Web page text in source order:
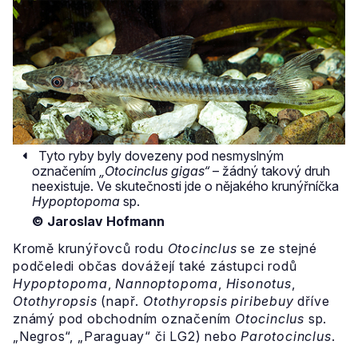
Tyto ryby byly dovezeny pod nesmyslným
označením „Otocinclus gigas“– žádný takový druh
neexistuje. Ve skutečnosti jde o nějakého krunýřníčka
Hypoptopoma sp.
© Jaroslav Hofmann
Kromě krunýřovců rodu Otocinclus se ze stejné
podčeledi občas dovážejí také zástupci rodů
Hypoptopoma ,Nannoptopoma Hisonotus
Otothyropsis (např. Otothyropsis piribebuy dříve
známý pod obchodním označením Otocinclus sp.
„Negros“, „Paraguay“ či LG2) neboParotocinclus.